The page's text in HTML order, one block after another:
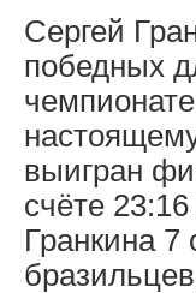
Сергей
победных
выигран
счёте
Гранкина